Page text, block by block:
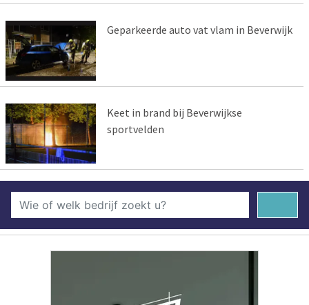
Geparkeerde auto vat vlam in Beverwijk
Keet in brand bij Beverwijkse
sportvelden